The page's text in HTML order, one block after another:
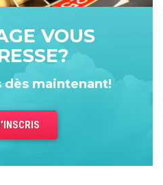
VOUS
dès maintenant!